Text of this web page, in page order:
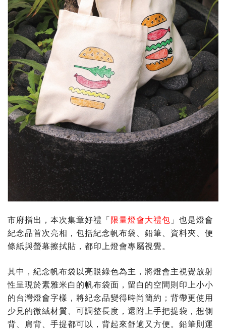
市府指出，本次集章好禮「 限量燈會大禮包 」也是燈會
紀念品首次亮相，包括紀念帆布袋、鉛筆、資料夾、便
條紙與螢幕擦拭貼，都印上燈會專屬視覺。
其中，紀念帆布袋以亮眼綠色為主，將燈會主視覺放射
性呈現於素雅米白的帆布袋面，留白的空間則印上小小
的台灣燈會字樣，將紀念品變得時尚簡約；背帶更使用
少見的微絨材質、可調整長度，還附上手把提袋，想側
背、肩背、手提都可以，背起來舒適又方便。鉛筆則運